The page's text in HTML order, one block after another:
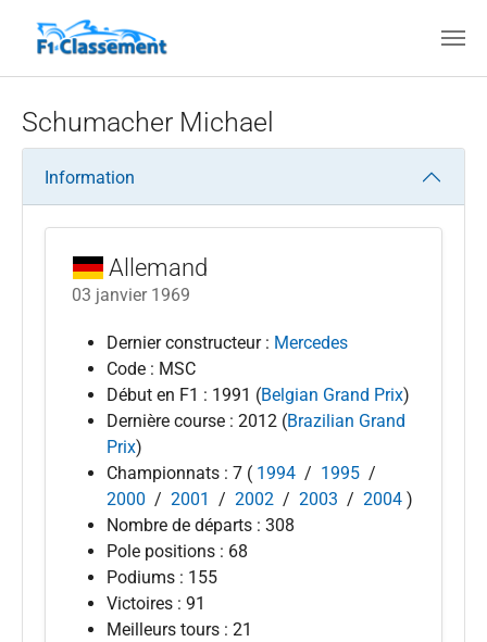
Schumacher Michael
Information
Allemand
03 janvier 1969
Dernier constructeur : Mercedes
Code : MSC
Début en F1 : 1991 (Belgian Grand Prix)
Dernière course : 2012 (Brazilian Grand
Prix)
Championnats : 7 ( 1994 / 1995 /
2000 / 2001 / 2002 / 2003 / 2004 )
Nombre de départs : 308
Pole positions : 68
Podiums : 155
Victoires : 91
Meilleurs tours : 21